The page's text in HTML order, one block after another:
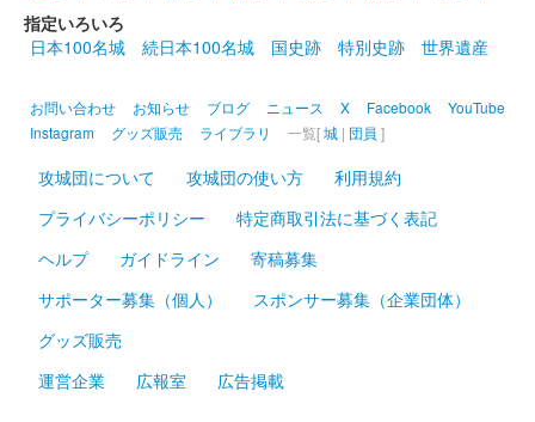
登久姫氏による直筆の御城印。
上田城 御城印 新春金文字版
販売終了
元旦のみ、日付が元旦表記で、それ以外の日は通常の日付が書か
れている。
上田城 御城印
指定いろいろ
日本100名城
続日本100名城 国史跡 特別史跡 世界遺産
お問い合わせ お知らせ ブログ ニュース X Facebook
YouTube
Instagram
グッズ販売 ライブラリ 一覧[城 | 団員 ]
攻城団について 攻城団の使い方
利用規約
プライバシーポリシー
特定商取引法に基づく表記
ヘルプ
ガイドライン
寄稿募集
サポーター募集（個人）
スポンサー募集（企業団体）
グッズ販売
運営企業
広報室 広告掲載